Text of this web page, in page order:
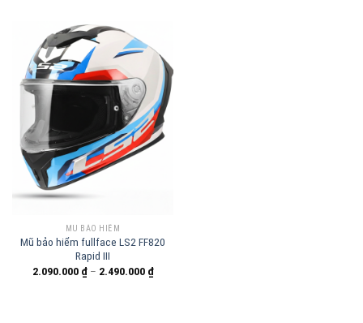
MŨ BẢO HIỂM
Mũ bảo hiểm fullface LS2 FF820
Rapid III
2.090.000 ₫– 2.490.000 ₫